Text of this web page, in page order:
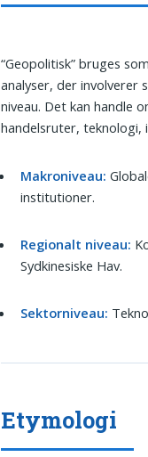
“Geopolitisk” bruges
analyser, der involverer
niveau. Det kan handle
handelsruter, teknologi,
Makroniveau:
institutioner.
Regionalt niveau:
Sydkinesiske Hav.
Sektorniveau:
Etymologi